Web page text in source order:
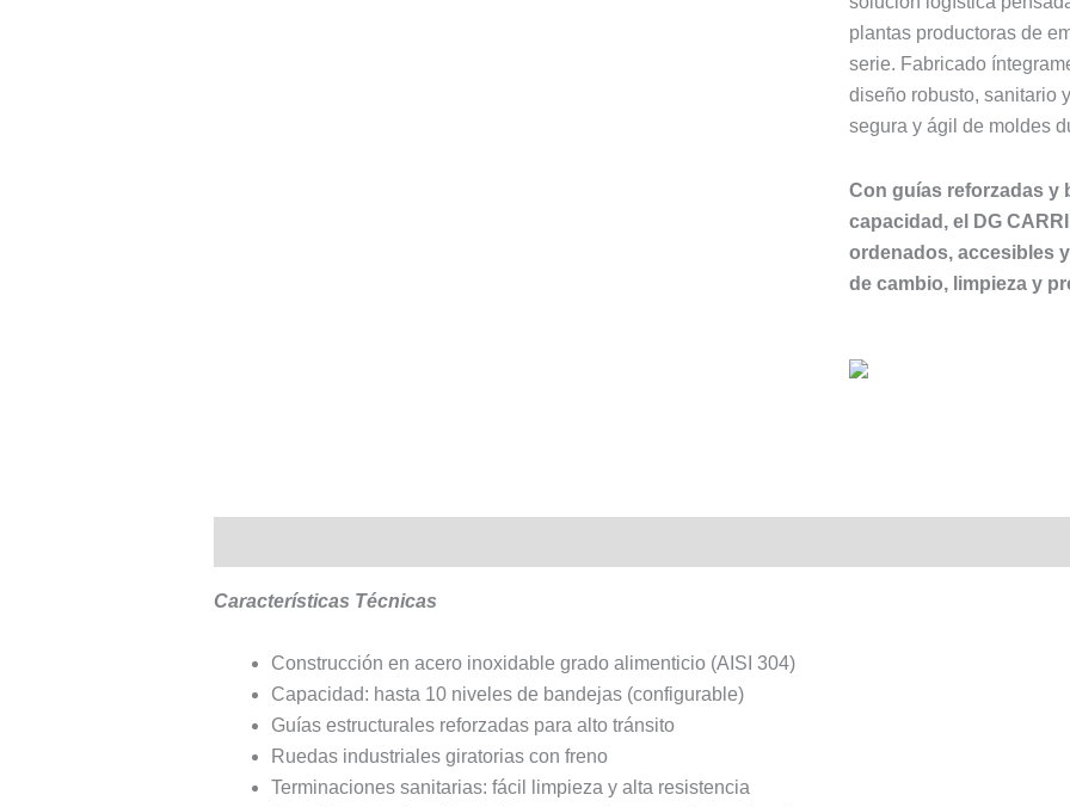
plantas productoras de
serie. Fabricado
diseño robusto, sanitario
segura y ágil de moldes
Con guías reforzadas y
capacidad, el DG
ordenados, accesibles
de cambio, limpieza y
Características Técnicas
Construcción en acero inoxidable grado alimenticio (AISI 304)
Capacidad: hasta 10 niveles de bandejas (configurable)
Guías estructurales reforzadas para alto tránsito
Ruedas industriales giratorias con freno
Terminaciones sanitarias: fácil limpieza y alta resistencia